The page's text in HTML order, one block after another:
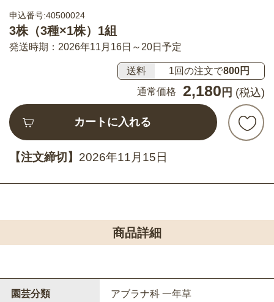
申込番号:40500024
3株（3種×1株）1組
発送時期：2026年11月16日～20日予定
送料 1回の注文で800円
通常価格
2,180 円 (税込)
カートに入れる
【注文締切】 2026年11月15日
商品詳細
園芸分類 アブラナ科 一年草